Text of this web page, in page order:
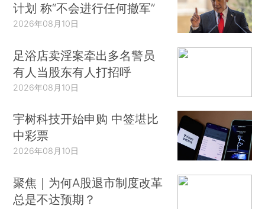
计划 称“不会进行任何撤军”
2026年08月10日
足浴店卖淫案牵出多名警员
有人当股东有人打招呼
2026年08月10日
宇树科技开始申购 中签堪比
中彩票
2026年08月10日
聚焦｜为何A股退市制度改革
总是不达预期？